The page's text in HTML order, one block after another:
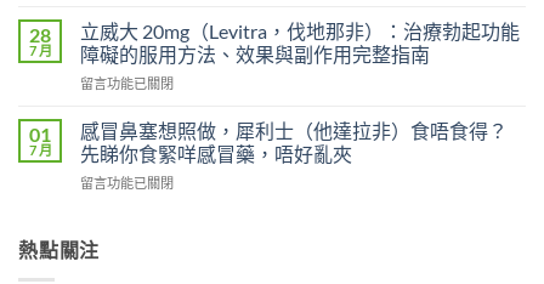
癮
嗎？
效
利
士
副
大
嗎？
達
雙
效
片
Super
Power）
果
雙
而
鋼
（Viagra，
西
那
非）
副
作
解
28
7 月
立威大 20mg（Levitra，伐地那非）：治療勃起功能
障礙的服用方法、效果與副作用完整指南
在
威
大
20mg（Levitra，
伐
非）：
留言功能已關閉
01
7 月
感冒鼻塞想照做，犀利士（他達拉非）食唔食得？
先睇你食緊咩感冒藥，唔好亂夾
在
鼻
塞
留言功能已關閉
熱點關注